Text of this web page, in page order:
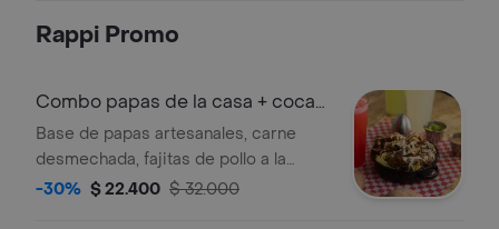
Rappi Promo
Combo papas de la casa + coca
cola 250ml
Base de papas artesanales, carne
desmechada, fajitas de pollo a la
plancha, tocineta y queso,
-30% $ 22.400 $ 32.000